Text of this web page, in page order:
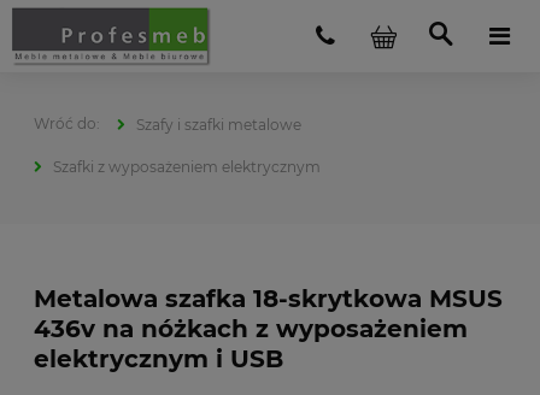
Szafy i szafki metalowe
Szafki z wyposażeniem elektrycznym
Metalowa szafka 18-skrytkowa MSUS
436v na nóżkach z wyposażeniem
elektrycznym i USB